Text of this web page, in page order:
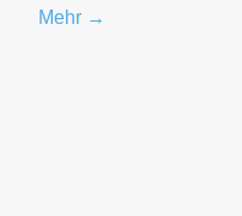
Mehr →